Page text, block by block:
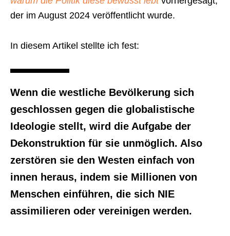
der im August 2024 veröffentlicht wurde.
In diesem Artikel stellte ich fest:
Wenn die westliche Bevölkerung sich
geschlossen gegen die globalistische
Ideologie stellt, wird die Aufgabe der
Dekonstruktion für sie unmöglich. Also
zerstören sie den Westen einfach von
innen heraus, indem sie Millionen von
Menschen einführen, die sich NIE
assimilieren oder vereinigen werden.